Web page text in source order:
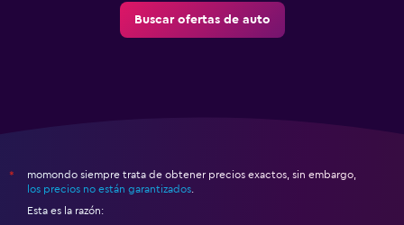
Buscar ofertas de auto
*
momondo siempre trata de obtener precios exactos, sin embargo,
los precios no están garantizados.
Esta es la razón: